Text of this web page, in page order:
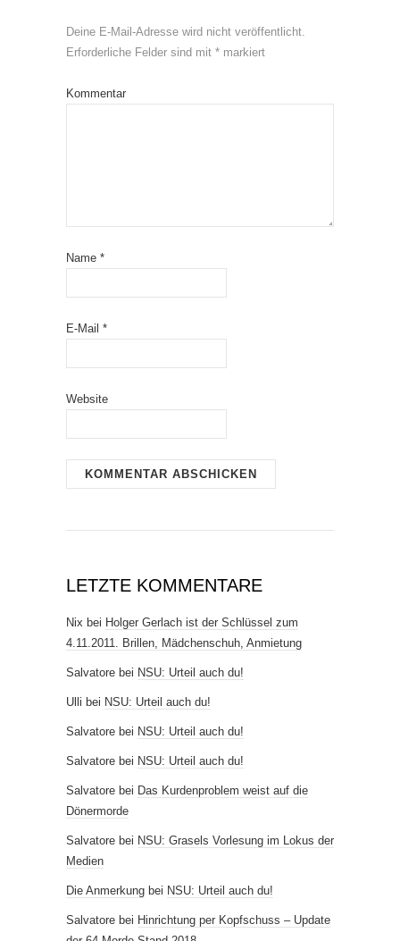
Deine E-Mail-Adresse wird nicht veröffentlicht.
Erforderliche Felder sind mit * markiert
Kommentar
Name *
E-Mail *
Website
LETZTE KOMMENTARE
Nix bei Holger Gerlach ist der Schlüssel zum
4.11.2011. Brillen, Mädchenschuh, Anmietung
Salvatore bei NSU: Urteil auch du!
Ulli bei NSU: Urteil auch du!
Salvatore bei NSU: Urteil auch du!
Salvatore bei NSU: Urteil auch du!
Salvatore bei Das Kurdenproblem weist auf die
Dönermorde
Salvatore bei NSU: Grasels Vorlesung im Lokus der
Medien
Die Anmerkung bei NSU: Urteil auch du!
Salvatore bei Hinrichtung per Kopfschuss – Update